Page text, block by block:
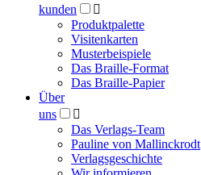
kunden

Produktpalette
Visitenkarten
Musterbeispiele
Das Braille-Format
Das Braille-Papier
Über
uns

Das Verlags-Team
Pauline von Mallinckrodt
Verlagsgeschichte